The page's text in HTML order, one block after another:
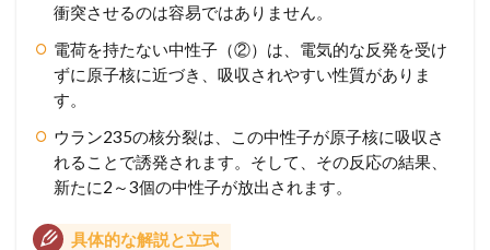
衝突させるのは容易ではありません。
電荷を持たない中性子（②）は、電気的な反発を受け
ずに原子核に近づき、吸収されやすい性質がありま
す。
ウラン235の核分裂は、この中性子が原子核に吸収さ
れることで誘発されます。そして、その反応の結果、
新たに2～3個の中性子が放出されます。
具体的な解説と立式